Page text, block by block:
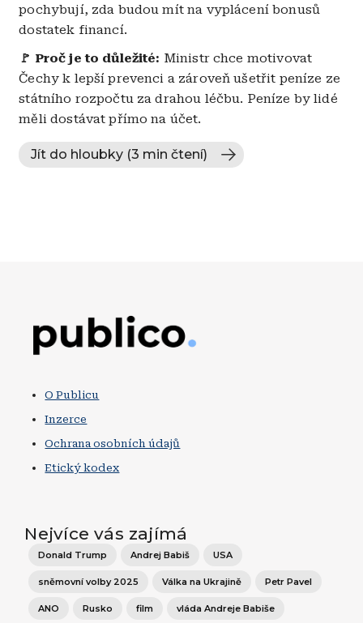
pochybují, zda budou mít na vyplácení bonusů
dostatek financí.
🚩 Proč je to důležité: Ministr chce motivovat
Čechy k lepší prevenci a zároveň ušetřit peníze ze
státního rozpočtu za drahou léčbu. Peníze by lidé
měli dostávat přímo na účet.
Jít do hloubky (3 min čtení)
O Publicu
Inzerce
Ochrana osobních údajů
Etický kodex
Nejvíce vás zajímá
Donald Trump Andrej Babiš USA
sněmovní volby 2025 Válka na Ukrajině Petr Pavel
ANO Rusko film vláda Andreje Babiše